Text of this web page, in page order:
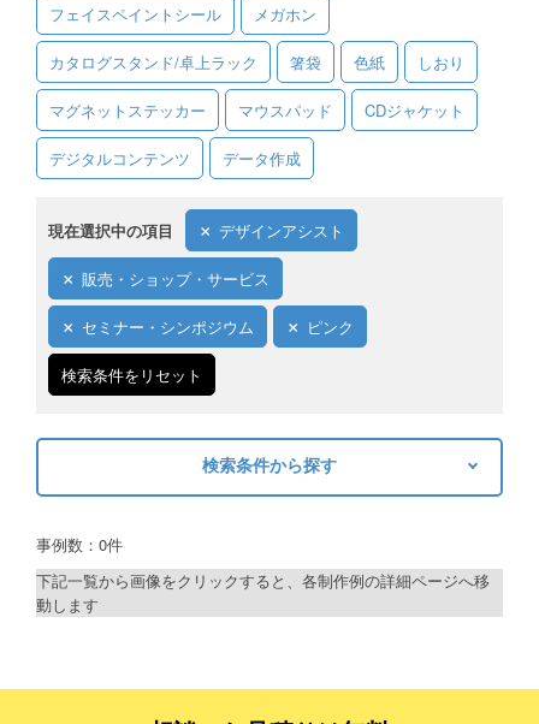
お見積り・お問合せ
フェイスペイントシール メガホン
カタログスタンド/卓上ラック 箸袋 色紙 しおり
マグネットステッカー マウスパッド CDジャケット
デジタルコンテンツ データ作成
現在選択中の項目 デザインアシスト
販売・ショップ・サービス
セミナー・シンポジウム ピンク
検索条件をリセット
検索条件から探す
制作プランで探す
事例数：0件
下記一覧から画像をクリックすると、各制作例の詳細ページへ移
動します